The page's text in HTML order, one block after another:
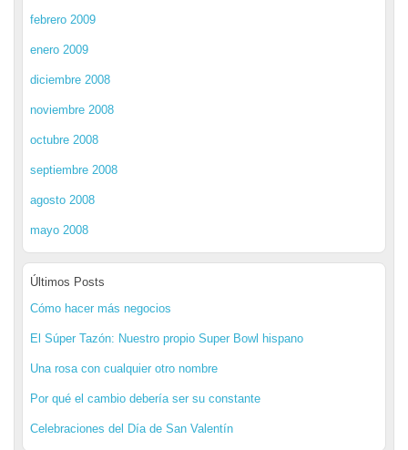
febrero 2009
enero 2009
diciembre 2008
noviembre 2008
octubre 2008
septiembre 2008
agosto 2008
mayo 2008
Últimos Posts
Cómo hacer más negocios
El Súper Tazón: Nuestro propio Super Bowl hispano
Una rosa con cualquier otro nombre
Por qué el cambio debería ser su constante
Celebraciones del Día de San Valentín